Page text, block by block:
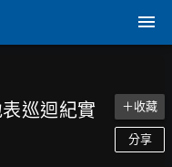
巡迴紀實
＋收藏
分享